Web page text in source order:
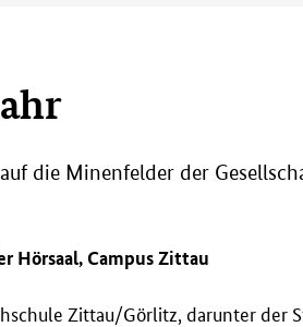
die Minenfelder der
Hörsaal, Campus Zittau
Zittau/Görlitz, darunter der